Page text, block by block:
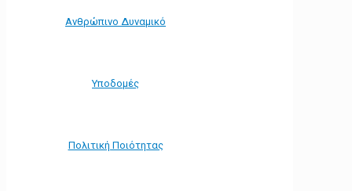
Ανθρώπινο Δυναμικό
Υποδομές
Πολιτική Ποιότητας